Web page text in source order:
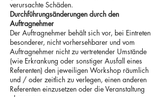
verursachte Schäden.
Durchführungsänderungen durch den
Auftragnehmer
Der Auftragnehmer behält sich vor, bei Eintreten
besonderer, nicht vorhersehbarer und vom
Auftragnehmer nicht zu vertretender Umstände
(wie Erkrankung oder sonstiger Ausfall eines
Referenten) den jeweiligen Workshop räumlich
und / oder zeitlich zu verlegen, einen anderen
Referenten einzusetzen oder die Veranstaltung